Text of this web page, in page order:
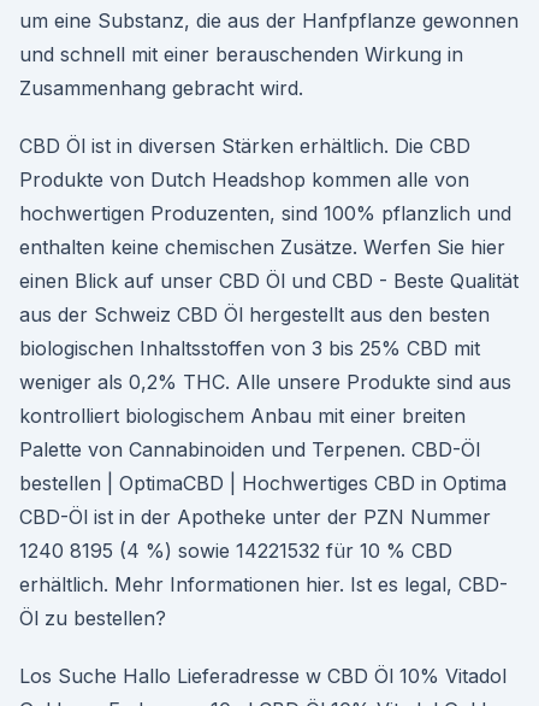
um eine Substanz, die aus der Hanfpflanze gewonnen
und schnell mit einer berauschenden Wirkung in
Zusammenhang gebracht wird.
CBD Öl ist in diversen Stärken erhältlich. Die CBD
Produkte von Dutch Headshop kommen alle von
hochwertigen Produzenten, sind 100% pflanzlich und
enthalten keine chemischen Zusätze. Werfen Sie hier
einen Blick auf unser CBD Öl und CBD - Beste Qualität
aus der Schweiz CBD Öl hergestellt aus den besten
biologischen Inhaltsstoffen von 3 bis 25% CBD mit
weniger als 0,2% THC. Alle unsere Produkte sind aus
kontrolliert biologischem Anbau mit einer breiten
Palette von Cannabinoiden und Terpenen. CBD-Öl
bestellen | OptimaCBD | Hochwertiges CBD in Optima
CBD-Öl ist in der Apotheke unter der PZN Nummer
1240 8195 (4 %) sowie 14221532 für 10 % CBD
erhältlich. Mehr Informationen hier. Ist es legal, CBD-
Öl zu bestellen?
Los Suche Hallo Lieferadresse w CBD Öl 10% Vitadol